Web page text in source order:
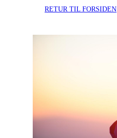
RETUR TIL FORSIDEN